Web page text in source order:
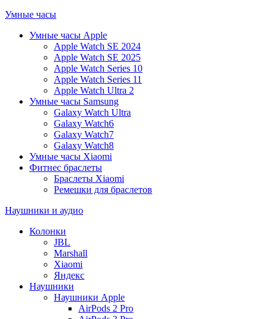
Умные часы
Умные часы Apple
Apple Watch SE 2024
Apple Watch SE 2025
Apple Watch Series 10
Apple Watch Series 11
Apple Watch Ultra 2
Умные часы Samsung
Galaxy Watch Ultra
Galaxy Watch6
Galaxy Watch7
Galaxy Watch8
Умные часы Xiaomi
Фитнес браслеты
Браслеты Xiaomi
Ремешки для браслетов
Наушники и аудио
Колонки
JBL
Marshall
Xiaomi
Яндекс
Наушники
Наушники Apple
AirPods 2 Pro